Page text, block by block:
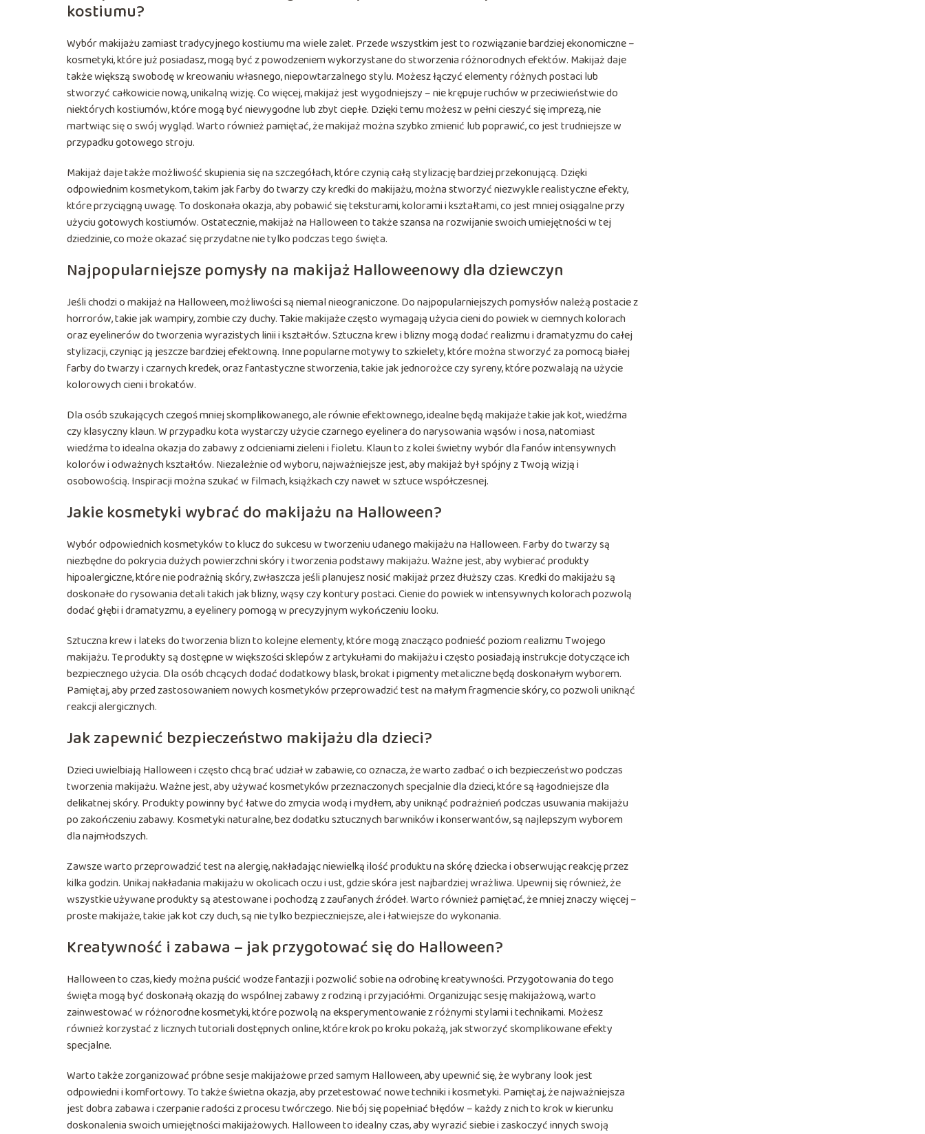
kostiumu?
Wybór makijażu zamiast tradycyjnego kostiumu ma wiele zalet. Przede wszystkim jest to rozwiązanie bardziej ekonomiczne –
kosmetyki, które już posiadasz, mogą być z powodzeniem wykorzystane do stworzenia różnorodnych efektów. Makijaż daje
także większą swobodę w kreowaniu własnego, niepowtarzalnego stylu. Możesz łączyć elementy różnych postaci lub
stworzyć całkowicie nową, unikalną wizję. Co więcej, makijaż jest wygodniejszy – nie krępuje ruchów w przeciwieństwie do
niektórych kostiumów, które mogą być niewygodne lub zbyt ciepłe. Dzięki temu możesz w pełni cieszyć się imprezą, nie
martwiąc się o swój wygląd. Warto również pamiętać, że makijaż można szybko zmienić lub poprawić, co jest trudniejsze w
przypadku gotowego stroju.
Makijaż daje także możliwość skupienia się na szczegółach, które czynią całą stylizację bardziej przekonującą. Dzięki
odpowiednim kosmetykom, takim jak farby do twarzy czy kredki do makijażu, można stworzyć niezwykle realistyczne efekty,
które przyciągną uwagę. To doskonała okazja, aby pobawić się teksturami, kolorami i kształtami, co jest mniej osiągalne przy
użyciu gotowych kostiumów. Ostatecznie, makijaż na Halloween to także szansa na rozwijanie swoich umiejętności w tej
dziedzinie, co może okazać się przydatne nie tylko podczas tego święta.
Najpopularniejsze pomysły na makijaż Halloweenowy dla dziewczyn
Jeśli chodzi o makijaż na Halloween, możliwości są niemal nieograniczone. Do najpopularniejszych pomysłów należą postacie z
horrorów, takie jak wampiry, zombie czy duchy. Takie makijaże często wymagają użycia cieni do powiek w ciemnych kolorach
oraz eyelinerów do tworzenia wyrazistych linii i kształtów. Sztuczna krew i blizny mogą dodać realizmu i dramatyzmu do całej
stylizacji, czyniąc ją jeszcze bardziej efektowną. Inne popularne motywy to szkielety, które można stworzyć za pomocą białej
farby do twarzy i czarnych kredek, oraz fantastyczne stworzenia, takie jak jednorożce czy syreny, które pozwalają na użycie
kolorowych cieni i brokatów.
Dla osób szukających czegoś mniej skomplikowanego, ale równie efektownego, idealne będą makijaże takie jak kot, wiedźma
czy klasyczny klaun. W przypadku kota wystarczy użycie czarnego eyelinera do narysowania wąsów i nosa, natomiast
wiedźma to idealna okazja do zabawy z odcieniami zieleni i fioletu. Klaun to z kolei świetny wybór dla fanów intensywnych
kolorów i odważnych kształtów. Niezależnie od wyboru, najważniejsze jest, aby makijaż był spójny z Twoją wizją i
osobowością. Inspiracji można szukać w filmach, książkach czy nawet w sztuce współczesnej.
Jakie kosmetyki wybrać do makijażu na Halloween?
Wybór odpowiednich kosmetyków to klucz do sukcesu w tworzeniu udanego makijażu na Halloween. Farby do twarzy są
niezbędne do pokrycia dużych powierzchni skóry i tworzenia podstawy makijażu. Ważne jest, aby wybierać produkty
hipoalergiczne, które nie podrażnią skóry, zwłaszcza jeśli planujesz nosić makijaż przez dłuższy czas. Kredki do makijażu są
doskonałe do rysowania detali takich jak blizny, wąsy czy kontury postaci. Cienie do powiek w intensywnych kolorach pozwolą
dodać głębi i dramatyzmu, a eyelinery pomogą w precyzyjnym wykończeniu looku.
Sztuczna krew i lateks do tworzenia blizn to kolejne elementy, które mogą znacząco podnieść poziom realizmu Twojego
makijażu. Te produkty są dostępne w większości sklepów z artykułami do makijażu i często posiadają instrukcje dotyczące ich
bezpiecznego użycia. Dla osób chcących dodać dodatkowy blask, brokat i pigmenty metaliczne będą doskonałym wyborem.
Pamiętaj, aby przed zastosowaniem nowych kosmetyków przeprowadzić test na małym fragmencie skóry, co pozwoli uniknąć
reakcji alergicznych.
Jak zapewnić bezpieczeństwo makijażu dla dzieci?
Dzieci uwielbiają Halloween i często chcą brać udział w zabawie, co oznacza, że warto zadbać o ich bezpieczeństwo podczas
tworzenia makijażu. Ważne jest, aby używać kosmetyków przeznaczonych specjalnie dla dzieci, które są łagodniejsze dla
delikatnej skóry. Produkty powinny być łatwe do zmycia wodą i mydłem, aby uniknąć podrażnień podczas usuwania makijażu
po zakończeniu zabawy. Kosmetyki naturalne, bez dodatku sztucznych barwników i konserwantów, są najlepszym wyborem
dla najmłodszych.
Zawsze warto przeprowadzić test na alergię, nakładając niewielką ilość produktu na skórę dziecka i obserwując reakcję przez
kilka godzin. Unikaj nakładania makijażu w okolicach oczu i ust, gdzie skóra jest najbardziej wrażliwa. Upewnij się również, że
wszystkie używane produkty są atestowane i pochodzą z zaufanych źródeł. Warto również pamiętać, że mniej znaczy więcej –
proste makijaże, takie jak kot czy duch, są nie tylko bezpieczniejsze, ale i łatwiejsze do wykonania.
Kreatywność i zabawa – jak przygotować się do Halloween?
Halloween to czas, kiedy można puścić wodze fantazji i pozwolić sobie na odrobinę kreatywności. Przygotowania do tego
święta mogą być doskonałą okazją do wspólnej zabawy z rodziną i przyjaciółmi. Organizując sesję makijażową, warto
zainwestować w różnorodne kosmetyki, które pozwolą na eksperymentowanie z różnymi stylami i technikami. Możesz
również korzystać z licznych tutoriali dostępnych online, które krok po kroku pokażą, jak stworzyć skomplikowane efekty
specjalne.
Warto także zorganizować próbne sesje makijażowe przed samym Halloween, aby upewnić się, że wybrany look jest
odpowiedni i komfortowy. To także świetna okazja, aby przetestować nowe techniki i kosmetyki. Pamiętaj, że najważniejsza
jest dobra zabawa i czerpanie radości z procesu twórczego. Nie bój się popełniać błędów – każdy z nich to krok w kierunku
doskonalenia swoich umiejętności makijażowych. Halloween to idealny czas, aby wyrazić siebie i zaskoczyć innych swoją